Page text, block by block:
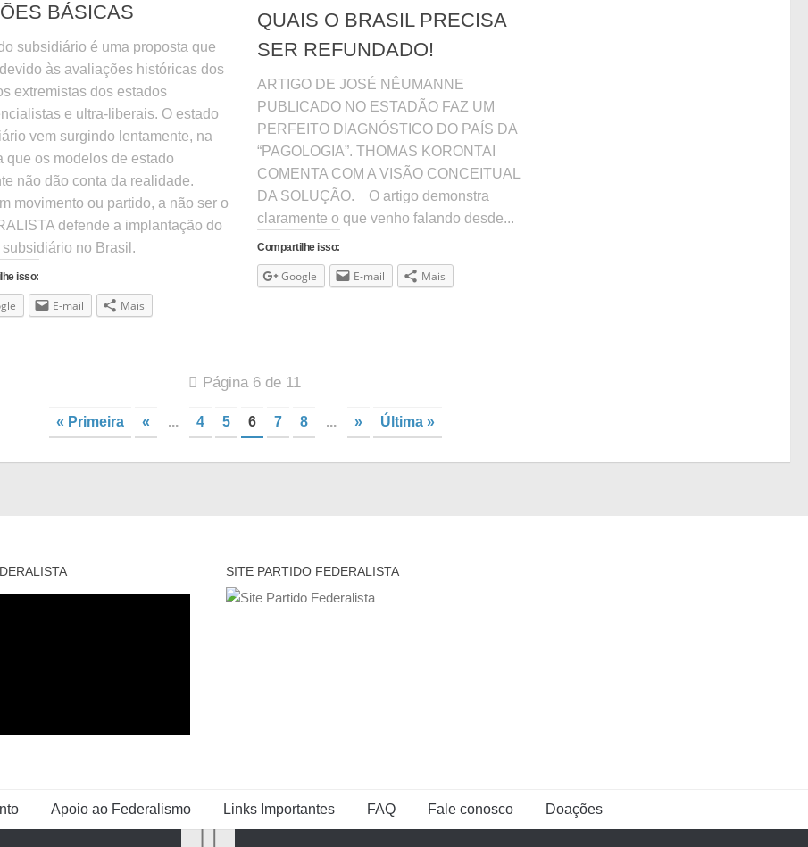
BÁSICAS
subsidiário é uma proposta que
às avaliações históricas dos
extremistas dos estados
e ultra-liberais. O estado
vem surgindo lentamente, na
que os modelos de estado
não dão conta da realidade.
movimento ou partido, a não ser o
defende a implantação do
no Brasil.
isso:
E-mail Mais
QUAIS O BRASIL PRECISA
SER REFUNDADO!
ARTIGO DE JOSÉ NÊUMANNE
PUBLICADO NO ESTADÃO FAZ UM
PERFEITO DIAGNÓSTICO DO PAÍS DA
“PAGOLOGIA”. THOMAS KORONTAI
COMENTA COM A VISÃO CONCEITUAL
DA SOLUÇÃO. O artigo demonstra
claramente o que venho falando desde...
Compartilhe isso:
Google E-mail Mais
Página 6 de 11
« Primeira « ... 4 5 6 7 8 ... » Última »
SITE PARTIDO FEDERALISTA
Apoio ao Federalismo Links Importantes FAQ Fale conosco Doações